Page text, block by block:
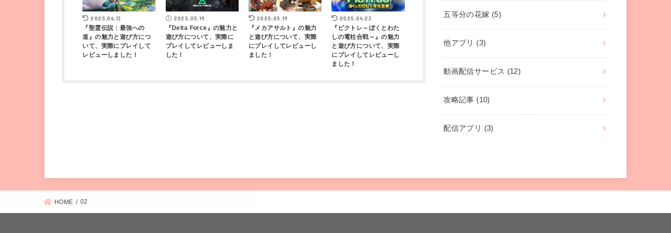
2025.06.13
『聖霊伝説：最強への
道』の魅力と遊び方につ
いて、実際にプレイして
レビューしました！
2025.05.19
『Delta Force』の魅力と
遊び方について、実際に
プレイしてレビューしま
した！
2025.05.19
『メカアサルト』の魅力
と遊び方について、実際
にプレイしてレビューし
ました！
2025.04.23
『ピクトレ～ぼくとわた
しの電柱合戦～』の魅力
と遊び方について、実際
にプレイしてレビューし
ました！
五等分の花嫁 (5)
他アプリ (3)
動画配信サービス (12)
攻略記事 (10)
配信アプリ (3)
HOME 02